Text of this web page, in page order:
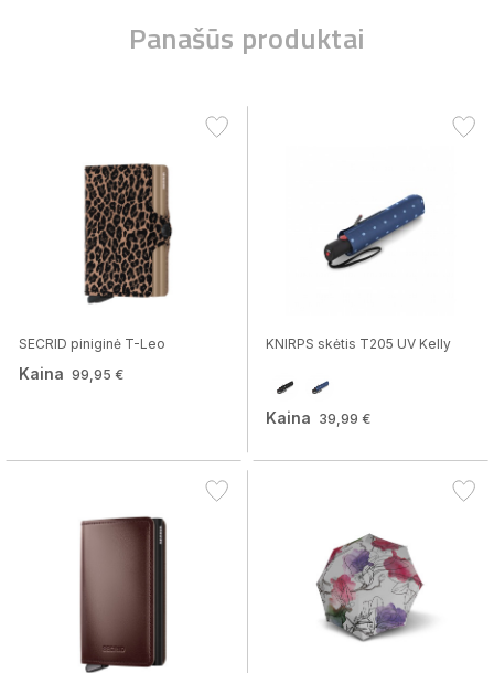
Panašūs produktai
SECRID piniginė T-Leo
Kaina 99,95 €
KNIRPS skėtis T205 UV Kelly
Kaina 39,99 €